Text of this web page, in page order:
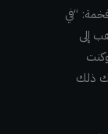
“في
إلى
ذلك